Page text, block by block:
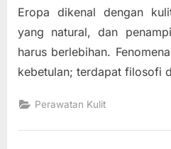
Eropa dikenal dengan
yang natural, dan
harus berlebihan.
kebetulan; terdapat filosofi
Perawatan Kulit